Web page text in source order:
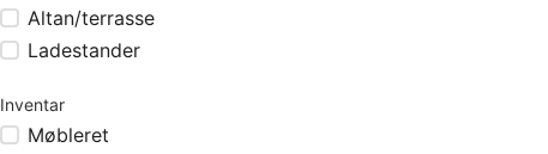
Altan/terrasse
Ladestander
Inventar
Møbleret